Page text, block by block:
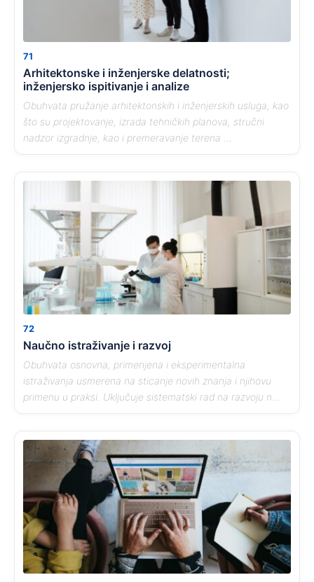
71
Arhitektonske i inženjerske delatnosti;
inženjersko ispitivanje i analize
Obuhvata pružanje arhitektonskih i inženjerskih usluga, kao
što su projektovanje, izrada tehničkih planova, stručni
nadzor izgradnje, kao i premeravanje terena ...
72
Naučno istraživanje i razvoj
Obuhvata osnovna, primenjena i eksperimentalna
istraživanja usmerena na sticanje novih znanja i njihovu
primenu u praksi. Uključuje sistematski rad na razvoju n...